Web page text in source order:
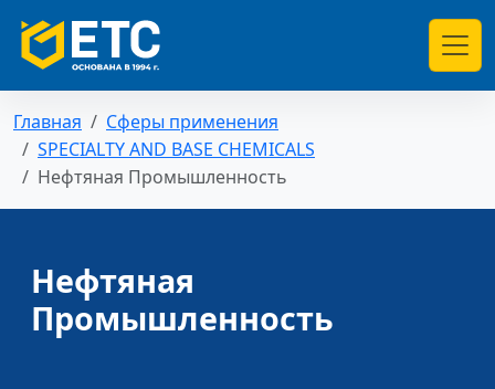
Главная
Сферы применения
SPECIALTY AND BASE CHEMICALS
Нефтяная Промышленность
Нефтяная
Промышленность